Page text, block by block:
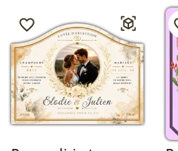
Um noch weiter zu gehen,
champagneretiketten
weinetiketten
veranstaltungen, oder unseren
veredelungen.